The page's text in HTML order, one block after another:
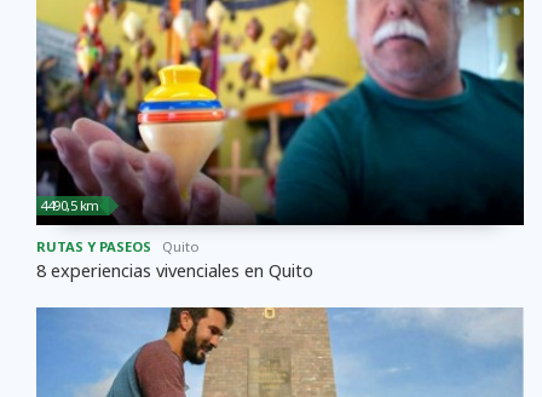
4490,5 km
RUTAS Y PASEOS Quito
8 experiencias vivenciales en Quito